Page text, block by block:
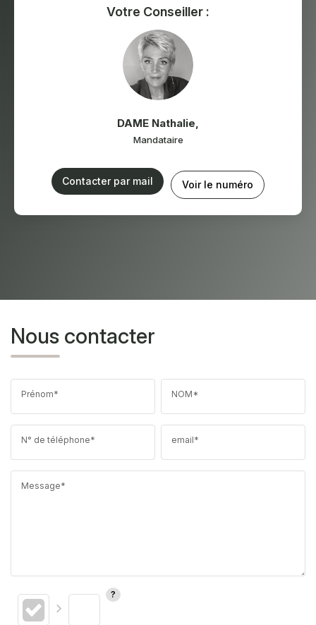
Votre Conseiller :
DAME Nathalie
Mandataire
Contacter par mail Voir le numéro
Nous contacter
Prénom* NOM*
N° de téléphone* email*
Message*